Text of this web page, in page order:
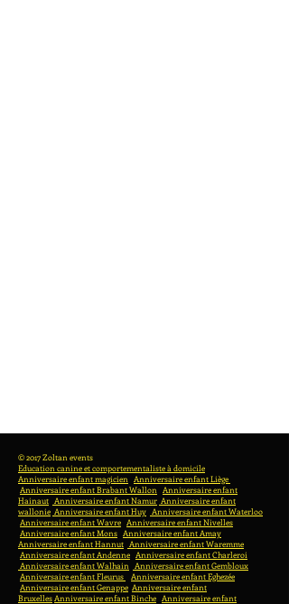
© 2017 Zoltan events
Education canine et comportementaliste à domicile
Anniversaire enfant magicien Anniversaire enfant Liège
Anniversaire enfant Brabant Wallon Anniversaire enfant
Hainaut Anniversaire enfant Namur Anniversaire enfant
wallonie Anniversaire enfant Huy Anniversaire enfant Waterloo
Anniversaire enfant Wavre Anniversaire enfant Nivelles
Anniversaire enfant Mons Anniversaire enfant Amay
Anniversaire enfant Hannut Anniversaire enfant Waremme
Anniversaire enfant Andenne Anniversaire enfant Charleroi
Anniversaire enfant Walhain Anniversaire enfant Gembloux
Anniversaire enfant Fleurus
Anniversaire enfant Eghezée
Anniversaire enfant Genappe Anniversaire enfant
BruxellesAnniversaire enfant Binche Anniversaire enfant